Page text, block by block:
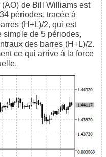
de Bill Williams est
périodes, tracée à
(H+L)/2, qui est
simple de 5 périodes,
des barres (H+L)/2.
ce qui arrive à la force